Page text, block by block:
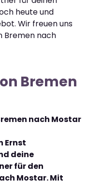
heute und
Wir freuen uns
Bremen nach
Bremen
nach Mostar
Ernst
deine
für den
Mostar. Mit